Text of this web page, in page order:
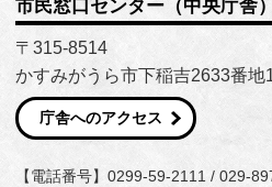
市民窓口センター（中央庁舎）
〒315-8514
かすみがうら市下稲吉2633番地
庁舎へのアクセス
【電話番号】0299-59-2111 / 029-